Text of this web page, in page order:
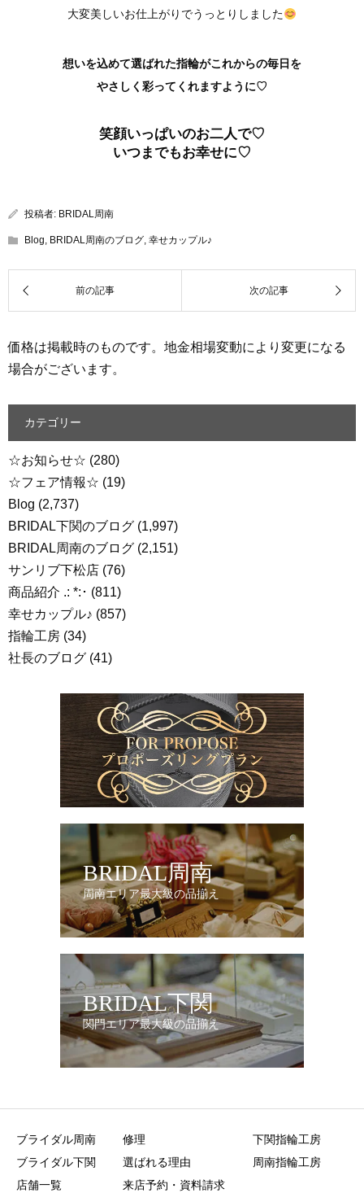
大変美しいお仕上がりでうっとりしました
想いを込めて選ばれた指輪がこれからの毎日を
やさしく彩ってくれますように♡
笑顔いっぱいのお二人で♡
いつまでもお幸せに♡
投稿者: BRIDAL周南
Blog, BRIDAL周南のブログ, 幸せカップル♪
価格は掲載時のものです。地金相場変動により変更になる
場合がございます。
カテゴリー
☆お知らせ☆ (280)
☆フェア情報☆ (19)
Blog (2,737)
BRIDAL下関のブログ (1,997)
BRIDAL周南のブログ (2,151)
サンリブ下松店 (76)
商品紹介 .: *:･ (811)
幸せカップル♪ (857)
指輪工房 (34)
社長のブログ (41)
BRIDAL周南
周南エリア最大級の品揃え
BRIDAL下関
関門エリア最大級の品揃え
ブライダル周南
ブライダル下関
店舗一覧
修理
選ばれる理由
来店予約・資料請求
下関指輪工房
周南指輪工房